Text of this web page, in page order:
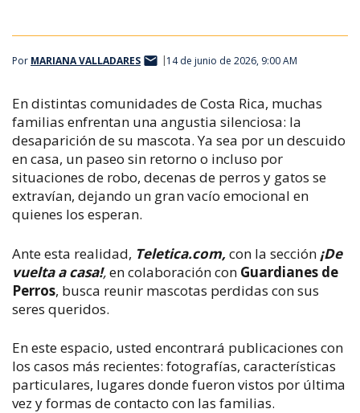
Por MARIANA VALLADARES 14 de junio de 2026, 9:00 AM
En distintas comunidades de Costa Rica, muchas
familias enfrentan una angustia silenciosa: la
desaparición de su mascota. Ya sea por un descuido
en casa, un paseo sin retorno o incluso por
situaciones de robo, decenas de perros y gatos se
extravían, dejando un gran vacío emocional en
quienes los esperan.
Ante esta realidad, Teletica.com,con la sección ¡De
vuelta a casa!,en colaboración con Guardianes de
Perros, busca reunir mascotas perdidas con sus
seres queridos.
En este espacio, usted encontrará publicaciones con
los casos más recientes: fotografías, características
particulares, lugares donde fueron vistos por última
vez y formas de contacto con las familias.